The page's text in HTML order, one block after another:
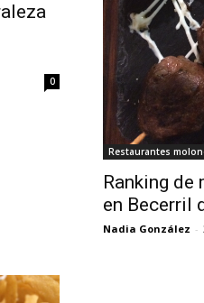
0
Restaurantes
Ranking de
en Becerril
Nadia González -